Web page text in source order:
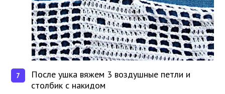
После ушка вяжем 3 воздушные петли и
столбик с накидом